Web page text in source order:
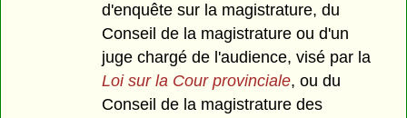
d'enquête sur la magistrature, du
Conseil de la magistrature ou d'un
juge chargé de l'audience, visé par la
Loi sur la Cour provinciale, ou du
Conseil de la magistrature des